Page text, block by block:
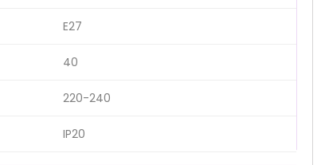
E27
40
220-240
IP20